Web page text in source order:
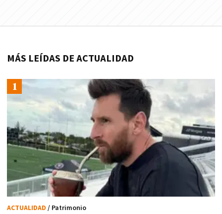
MÁS LEÍDAS DE ACTUALIDAD
ACTUALIDAD / Patrimonio